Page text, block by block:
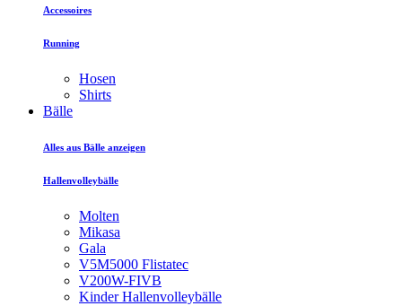
Accessoires
Running
Hosen
Shirts
Bälle
Alles aus Bälle anzeigen
Hallenvolleybälle
Molten
Mikasa
Gala
V5M5000 Flistatec
V200W-FIVB
Kinder Hallenvolleybälle